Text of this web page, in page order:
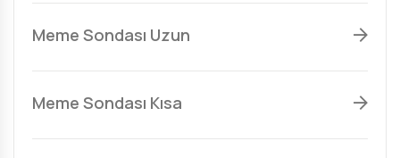
Meme Sondası Uzun
Meme Sondası Kısa